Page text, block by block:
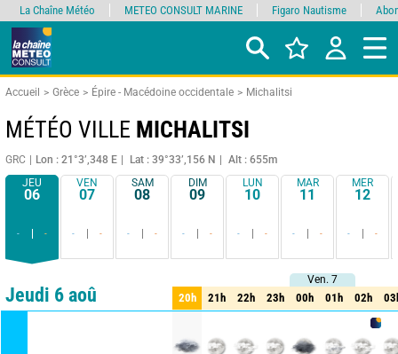
Accueil Grèce Épire - Macédoine occidentale Michalitsi
MÉTÉO VILLE MICHALITSI
GRC Lon : 21°3’,348 E Lat : 39°33’,156 N
Alt : 655m
JEU
06
- -
VEN
07
- -
SAM
08
- -
DIM
09
- -
LUN
10
- -
MAR
11
- -
MER
12
- -
Comparateur détaillé synthétique
Jeudi 6 aoû
METEO
Ven. 7
20h 21h 22h 23h 00h 01h 02h
Ven. 7
20h 21h 22h 23h 00h 01h 02h
La Chaîne Météo METEO CONSULT MARINE Figaro Nautisme